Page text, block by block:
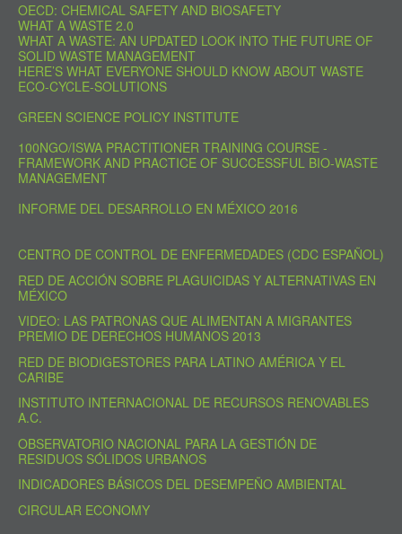
OECD: CHEMICAL SAFETY AND BIOSAFETY
WHAT A WASTE 2.0
WHAT A WASTE: AN UPDATED LOOK INTO THE FUTURE OF
SOLID WASTE MANAGEMENT
HERE’S WHAT EVERYONE SHOULD KNOW ABOUT WASTE
ECO-CYCLE-SOLUTIONS
GREEN SCIENCE POLICY INSTITUTE
100NGO/ISWA PRACTITIONER TRAINING COURSE -
FRAMEWORK AND PRACTICE OF SUCCESSFUL BIO-WASTE
MANAGEMENT
INFORME DEL DESARROLLO EN MÉXICO 2016
CENTRO DE CONTROL DE ENFERMEDADES (CDC ESPAÑOL)
RED DE ACCIÓN SOBRE PLAGUICIDAS Y ALTERNATIVAS EN
MÉXICO
VIDEO: LAS PATRONAS QUE ALIMENTAN A MIGRANTES
PREMIO DE DERECHOS HUMANOS 2013
RED DE BIODIGESTORES PARA LATINO AMÉRICA Y EL
CARIBE
INSTITUTO INTERNACIONAL DE RECURSOS RENOVABLES
A.C.
OBSERVATORIO NACIONAL PARA LA GESTIÓN DE
RESIDUOS SÓLIDOS URBANOS
INDICADORES BÁSICOS DEL DESEMPEÑO AMBIENTAL
CIRCULAR ECONOMY